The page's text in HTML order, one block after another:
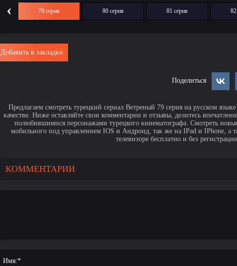
‹ 79 серия 80 серия 81 серия
Добавить в закладки
Поделиться
Предлагаем смотреть турецкий сериал Ветреный 79 серия на русском
качестве. Ниже оставляйте свои комментарии и отзывы, делитесь
полюбившимися персонажами турецкого кинематографа. Смотреть
мобильного под управлением IOS и Андроид, так же на IPad и IPhone, а
телевизоре бесплатно и без
КОММЕНТАРИИ
Имя:*